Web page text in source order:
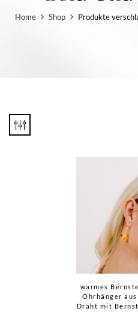
Home Shop Produkte
warmes
Ohrhänger
Draht mit